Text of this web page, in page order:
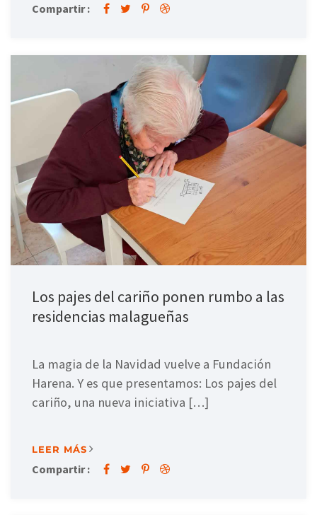
Compartir :
Los pajes del cariño ponen rumbo a las
residencias malagueñas
La magia de la Navidad vuelve a Fundación
Harena. Y es que presentamos: Los pajes del
cariño, una nueva iniciativa […]
LEER MÁS
Compartir :